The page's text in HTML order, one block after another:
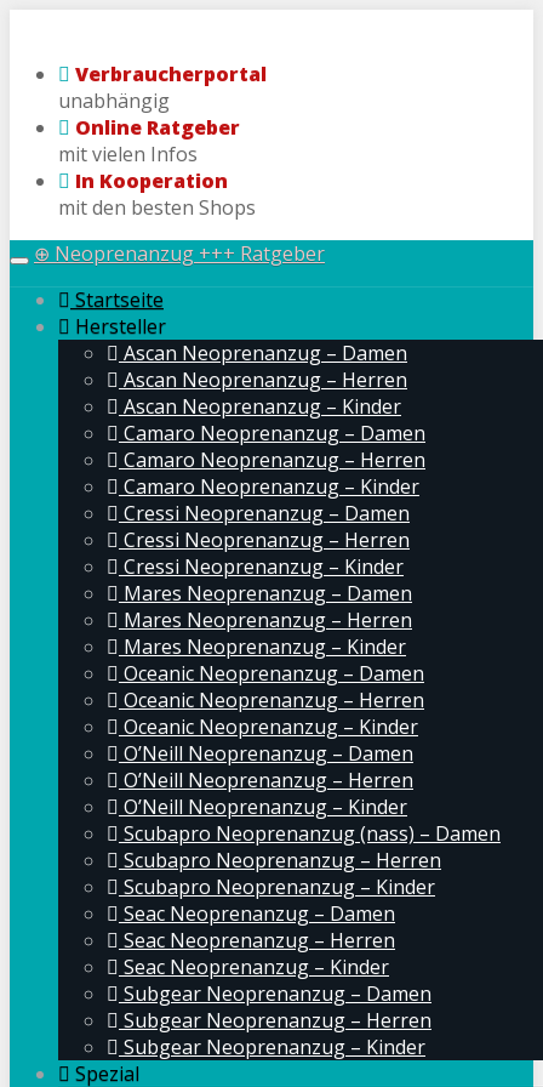
main
content
Verbraucherportal
unabhängig
Online Ratgeber
mit vielen Infos
In Kooperation
mit den besten Shops
Toggle
navigation
⊕ Neoprenanzug +++ Ratgeber
Startseite
Hersteller
Ascan Neoprenanzug – Damen
Ascan Neoprenanzug – Herren
Ascan Neoprenanzug – Kinder
Camaro Neoprenanzug – Damen
Camaro Neoprenanzug – Herren
Camaro Neoprenanzug – Kinder
Cressi Neoprenanzug – Damen
Cressi Neoprenanzug – Herren
Cressi Neoprenanzug – Kinder
Mares Neoprenanzug – Damen
Mares Neoprenanzug – Herren
Mares Neoprenanzug – Kinder
Oceanic Neoprenanzug – Damen
Oceanic Neoprenanzug – Herren
Oceanic Neoprenanzug – Kinder
O’Neill Neoprenanzug – Damen
O’Neill Neoprenanzug – Herren
O’Neill Neoprenanzug – Kinder
Scubapro Neoprenanzug (nass) – Damen
Scubapro Neoprenanzug – Herren
Scubapro Neoprenanzug – Kinder
Seac Neoprenanzug – Damen
Seac Neoprenanzug – Herren
Seac Neoprenanzug – Kinder
Subgear Neoprenanzug – Damen
Subgear Neoprenanzug – Herren
Subgear Neoprenanzug – Kinder
Spezial